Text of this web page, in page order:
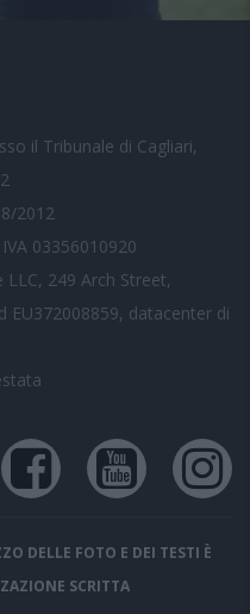
il Tribunale di Cagliari,
2012
03356010920
249 Arch Street,
EU372008859, datacenter di
DELLE FOTO E DEI TESTI È
SCRITTA